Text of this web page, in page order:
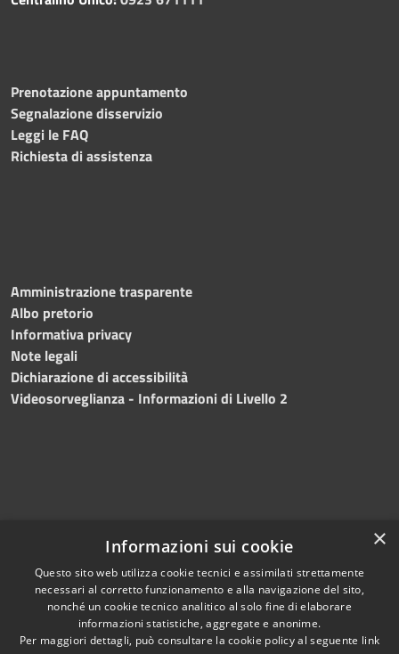
Prenotazione appuntamento
Segnalazione disservizio
Leggi le FAQ
Richiesta di assistenza
Amministrazione trasparente
Albo pretorio
Informativa privacy
Note legali
Dichiarazione di accessibilità
Videosorveglianza - Informazioni di Livello 2
Accessibilità
Privacy
Copyright © 2024 •
Comune di Mazara del
Vallo• Powered
×
Informazioni sui cookie
Questo sito web utilizza cookie tecnici e assimilati strettamente
necessari al corretto funzionamento e alla navigazione del sito,
nonché un cookie tecnico analitico al solo fine di elaborare
informazioni statistiche, aggregate e anonime.
Per maggiori dettagli, può consultare la cookie policy al seguente link